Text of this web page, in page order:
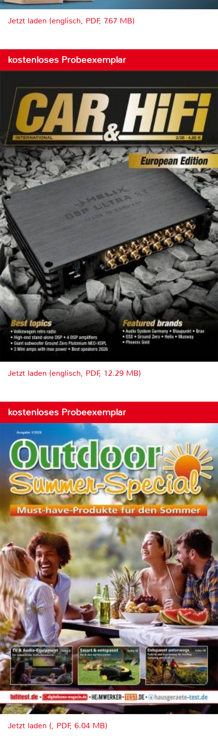
Jetzt laden (englisch, PDF, 7.67 MB)
kostenloses Probeexemplar
Jetzt laden (englisch, PDF, 12.29 MB)
kostenloses Probeexemplar
Jetzt laden (, PDF, 6.04 MB)